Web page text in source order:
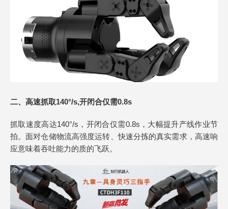
二、高速抓取140°/s,开闭合仅需0.8s
抓取速度高达140°/s，开闭合仅需0.8s，大幅提升产线作业节
拍。面对仓储物流高强度运转、快速分拣的真实需求，高速响
应意味着吞吐能力的质的飞跃。